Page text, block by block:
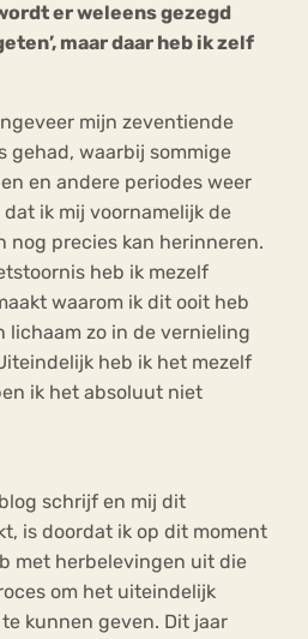
er weleens gezegd
maar daar heb ik zelf
mijn zeventiende
gehad, waarbij sommige
en andere periodes weer
ik mij voornamelijk de
nog precies kan herinneren.
heb ik mezelf
waarom ik dit ooit heb
lichaam zo in de vernieling
heb ik het mezelf
ik het absoluut niet
schrijf en mij dit
is doordat ik op dit moment
met herbelevingen uit die
om het uiteindelijk
kunnen geven. Dit jaar